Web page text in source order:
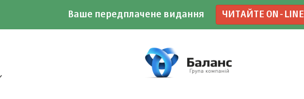
Ваше передплачене видання ЧИТАЙТЕ ON-LINE